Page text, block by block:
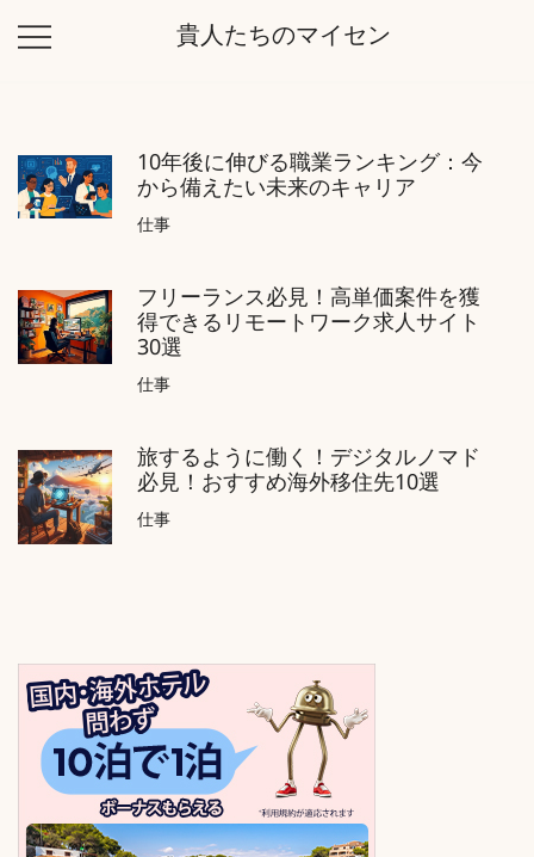
貴人たちのマイセン
10年後に伸びる職業ランキング：今
から備えたい未来のキャリア
仕事
フリーランス必見！高単価案件を獲
得できるリモートワーク求人サイト
30選
仕事
旅するように働く！デジタルノマド
必見！おすすめ海外移住先10選
仕事